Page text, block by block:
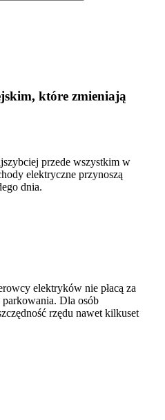
które zmieniają
przede wszystkim w
elektryczne przynoszą
dnia.
elektryków nie płacą za
parkowania. Dla osób
rzędu nawet kilkuset